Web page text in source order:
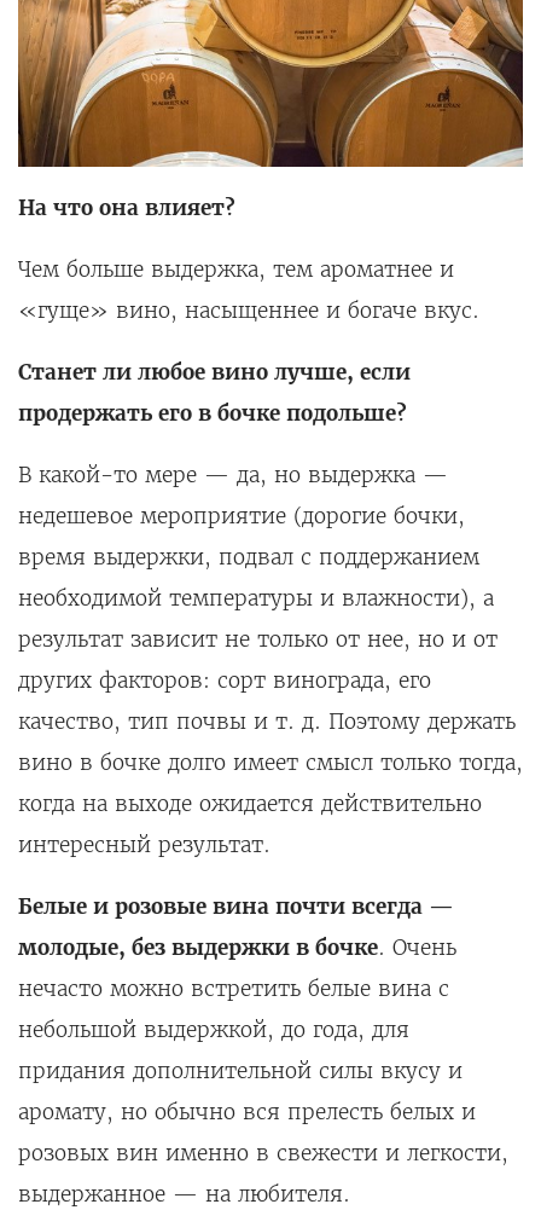
На что она влияет?
Чем больше выдержка, тем ароматнее и
«гуще» вино, насыщеннее и богаче вкус.
Станет ли любое вино лучше, если
продержать его в бочке подольше?
В какой-то мере — да, но выдержка —
недешевое мероприятие (дорогие бочки,
время выдержки, подвал с поддержанием
необходимой температуры и влажности), а
результат зависит не только от нее, но и от
других факторов: сорт винограда, его
качество, тип почвы и т. д. Поэтому держать
вино в бочке долго имеет смысл только тогда,
когда на выходе ожидается действительно
интересный результат.
Белые и розовые вина почти всегда —
молодые, без выдержки в бочке. Очень
нечасто можно встретить белые вина с
небольшой выдержкой, до года, для
придания дополнительной силы вкусу и
аромату, но обычно вся прелесть белых и
розовых вин именно в свежести и легкости,
выдержанное — на любителя.